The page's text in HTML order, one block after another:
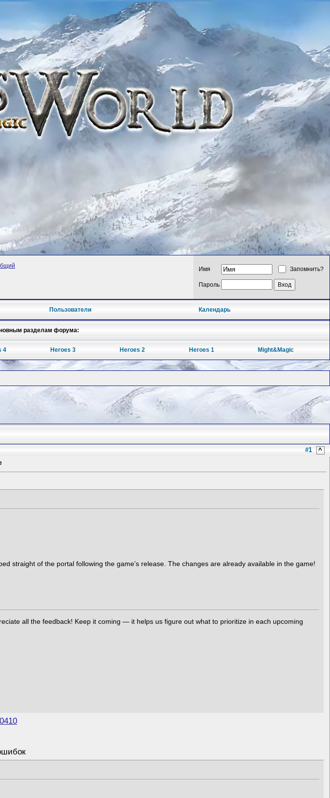
Имя Запомнить?
Пароль
Пользователи Календарь
разделам форума:
4 Heroes 3 Heroes 2 Heroes 1 Might&Magic
#1 ^
straight of the portal following the game’s release. The changes are already available in the game!
all the feedback! Keep it coming — it helps us figure out what to prioritize in each upcoming